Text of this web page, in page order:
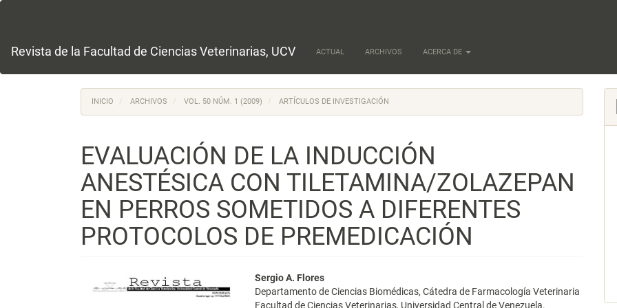
principal
lateral
Revista de la Facultad de Ciencias Veterinarias, UCV ACTUAL ARCHIVOS ACERCA DE
INICIO ARCHIVOS VOL. 50 NÚM. 1 (2009) ARTÍCULOS DE INVESTIGACIÓN
EVALUACIÓN DE LA INDUCCIÓN
ANESTÉSICA CON TILETAMINA/ZOLAZEPAN
EN PERROS SOMETIDOS A DIFERENTES
PROTOCOLOS DE PREMEDICACIÓN
Barra
Contenido
Sergio A. Flores
Departamento de Ciencias Biomédicas, Cátedra de Farmacología Veterinaria
Facultad de Ciencias Veterinarias, Universidad Central de Venezuela.